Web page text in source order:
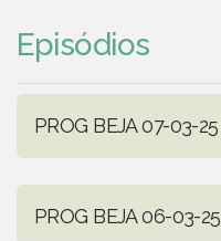
Episódios
PROG BEJA 07-03-25
PROG BEJA 06-03-25